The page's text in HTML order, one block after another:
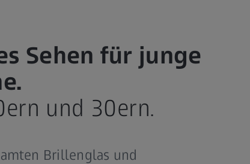
Sehen für junge
und 30ern.
Brillenglas und